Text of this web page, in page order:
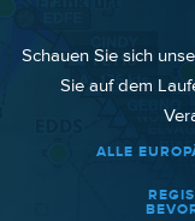
Schauen Sie sich
Sie auf dem
ALLE